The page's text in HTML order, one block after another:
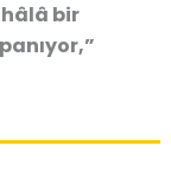
bir